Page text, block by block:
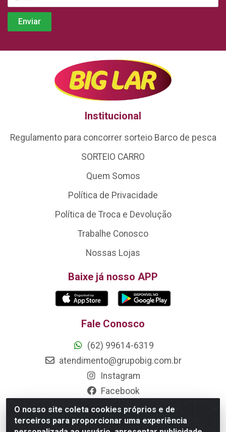
O nosso site coleta cookies próprios e de
terceiros para proporcionar uma experiência
Institucional
Regulamento para concorrer sorteio Barco de pesca
SORTEIO CARRO
Quem Somos
Política de Privacidade
Política de Troca e Devolução
Trabalhe Conosco
Nossas Lojas
Baixe já nosso APP
Fale Conosco
(62) 99614-6319
atendimento@grupobig.com.br
Instagram
Facebook
Formas de Pagamento